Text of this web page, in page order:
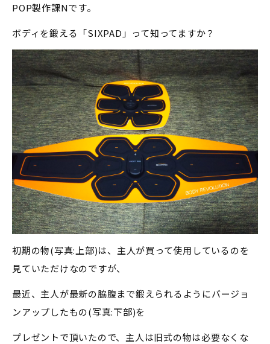
POP製作課Nです。
ボディを鍛える「SIXPAD」って知ってますか？
初期の物(写真:上部)は、主人が買って使用しているのを
見ていただけなのですが、
最近、主人が最新の脇腹まで鍛えられるようにバージョ
ンアップしたもの(写真:下部)を
プレゼントで頂いたので、主人は旧式の物は必要なくな